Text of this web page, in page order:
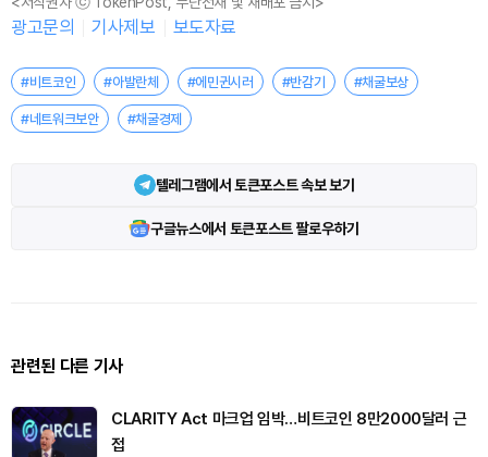
광고문의 기사제보 보도자료
#비트코인 #아발란체 #에민귄시러 #반감기 #채굴보상
#네트워크보안 #채굴경제
텔레그램에서 토큰포스트 속보 보기
구글뉴스에서 토큰포스트 팔로우하기
관련된 다른 기사
CLARITY Act 마크업 임박…비트코인 8만2000달러 근
접